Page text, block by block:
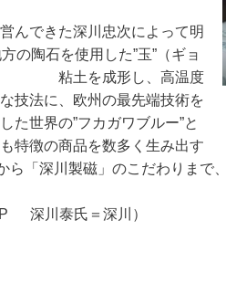
んできた深川忠次によって明
の陶石を使用した”玉”（ギョ
。 粘土を成形し、高温度
技法に、欧州の最先端技術を
た世界の”フカガワブルー”と
特徴の商品を数多く生み出す
ら「深川製磁」のこだわりまで
深川泰氏＝深川）